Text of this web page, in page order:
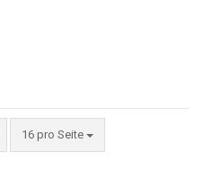
16 pro Seite